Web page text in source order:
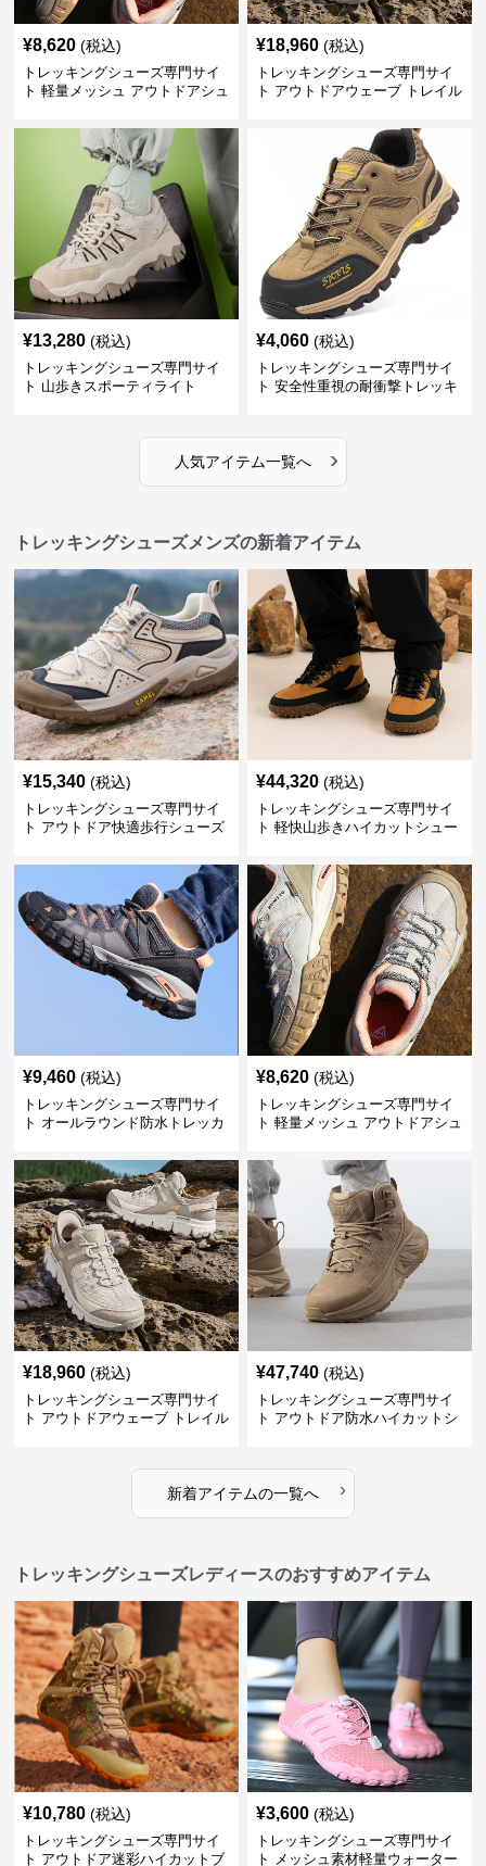
¥8,620 (税込)
トレッキングシューズ専門サイ
ト 軽量メッシュ アウトドアシュ
¥18,960 (税込)
トレッキングシューズ専門サイ
ト アウトドアウェーブ トレイル
¥13,280 (税込)
トレッキングシューズ専門サイ
ト 山歩きスポーティライト
¥4,060 (税込)
トレッキングシューズ専門サイ
ト 安全性重視の耐衝撃トレッキ
人気アイテム一覧へ ›
トレッキングシューズメンズの新着アイテム
¥15,340 (税込)
トレッキングシューズ専門サイ
ト アウトドア快適歩行シューズ
¥44,320 (税込)
トレッキングシューズ専門サイ
ト 軽快山歩きハイカットシュー
¥9,460 (税込)
トレッキングシューズ専門サイ
ト オールラウンド防水トレッカ
¥8,620 (税込)
トレッキングシューズ専門サイ
ト 軽量メッシュ アウトドアシュ
¥18,960 (税込)
トレッキングシューズ専門サイ
ト アウトドアウェーブ トレイル
¥47,740 (税込)
トレッキングシューズ専門サイ
ト アウトドア防水ハイカットシ
新着アイテムの一覧へ ›
トレッキングシューズレディースのおすすめアイテム
¥10,780 (税込)
トレッキングシューズ専門サイ
ト アウトドア迷彩ハイカットブ
¥3,600 (税込)
トレッキングシューズ専門サイ
ト メッシュ素材軽量ウォーター